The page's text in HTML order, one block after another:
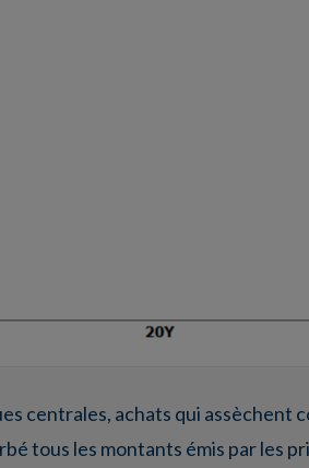
centrales, achats qui assèchent
tous les montants émis par les